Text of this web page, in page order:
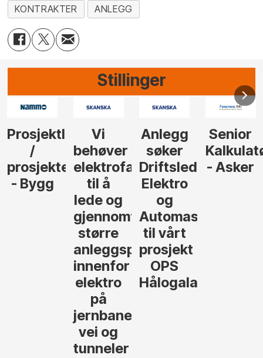
KONTRAKTER ANLEGG
Stillinger
Prosjektleder
/
prosjekteringsleder
- Bygg
Vi
behøver
elektrofagfolk
til å
lede og
gjennomføre
større
anleggsprosjekter
innenfor
elektro
på
jernbane,
vei og
tunneler
Anlegg
søker
Driftsleder
Elektro
og
Automasjon
til vårt
prosjekt
OPS
Senior
- Asker